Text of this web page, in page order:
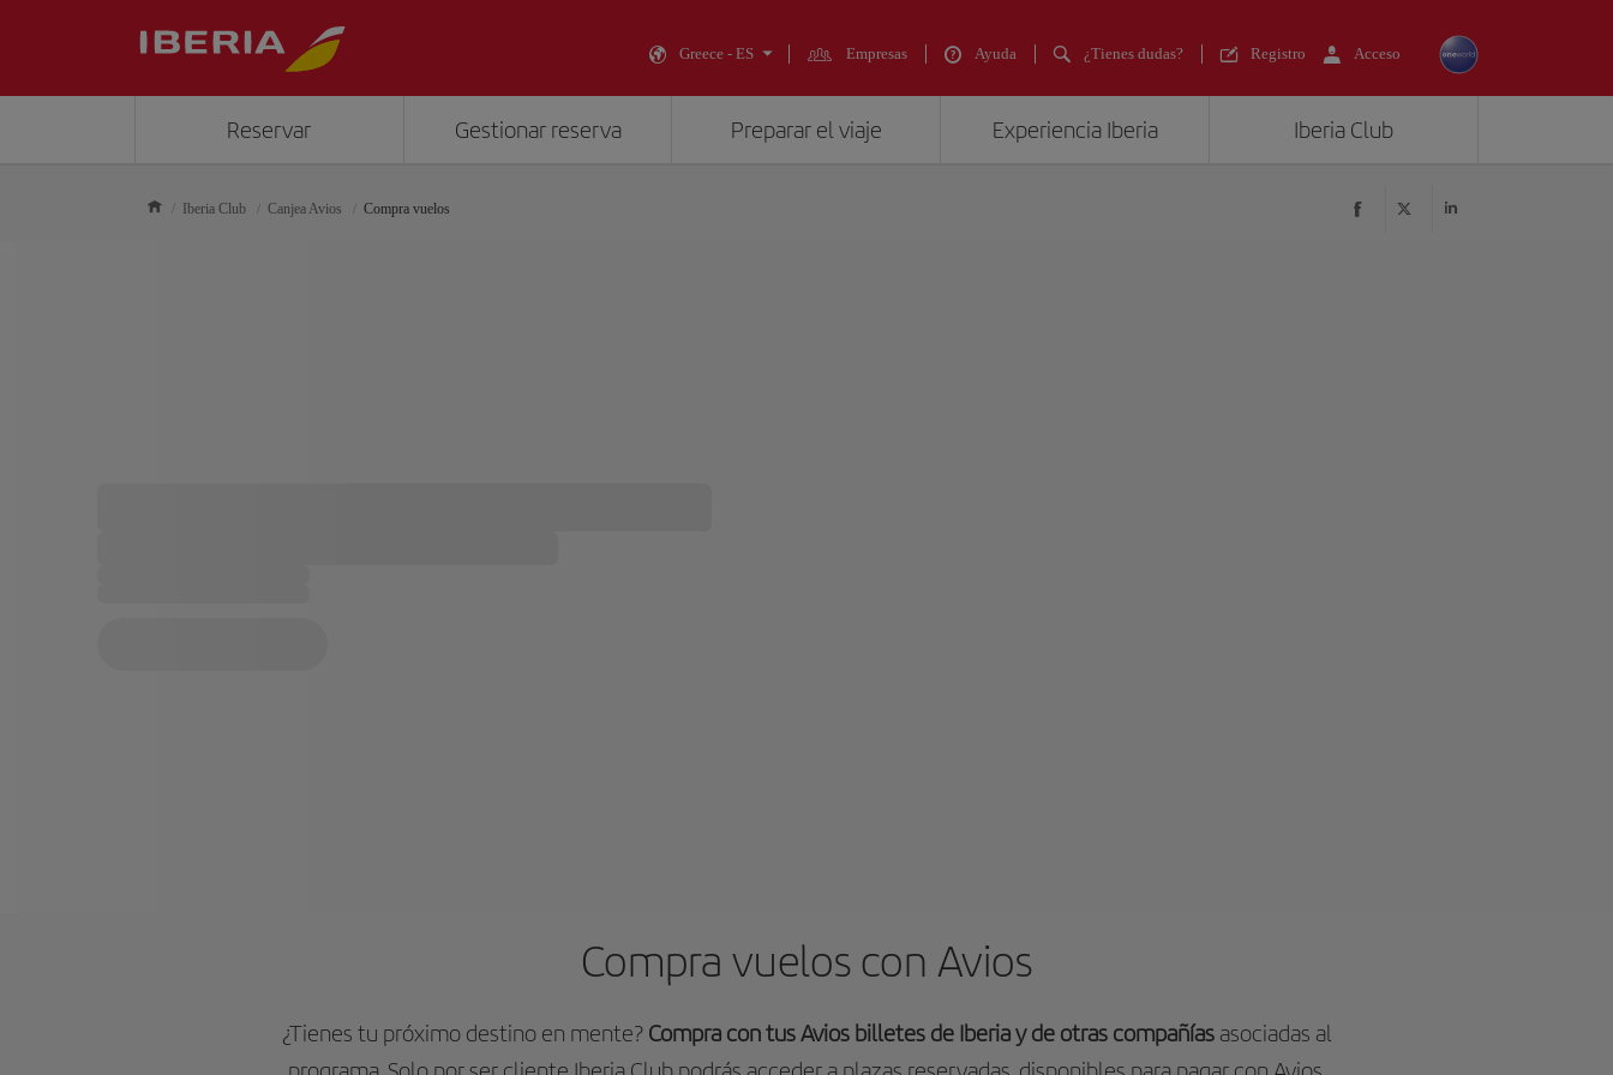
Greece - ES Empresas Ayuda ¿Tienes dudas? Registro Acceso
Reservar Gestionar reserva Preparar el viaje Experiencia Iberia Iberia Club
Iberia Club Canjea Avios Compra vuelos
Compra vuelos con Avios
¿Tienes tu próximo destino en mente? Compra con tus Avios billetes de Iberia y de otras compañíasasociadas al